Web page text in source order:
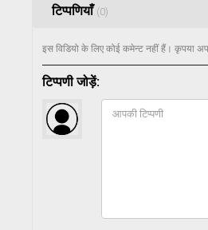
टिप्पणियाँ (0)
इस विडियो के लिए कोई कमेन्ट नहीं हैं। कृपया
टिप्पणी जोड़ें: